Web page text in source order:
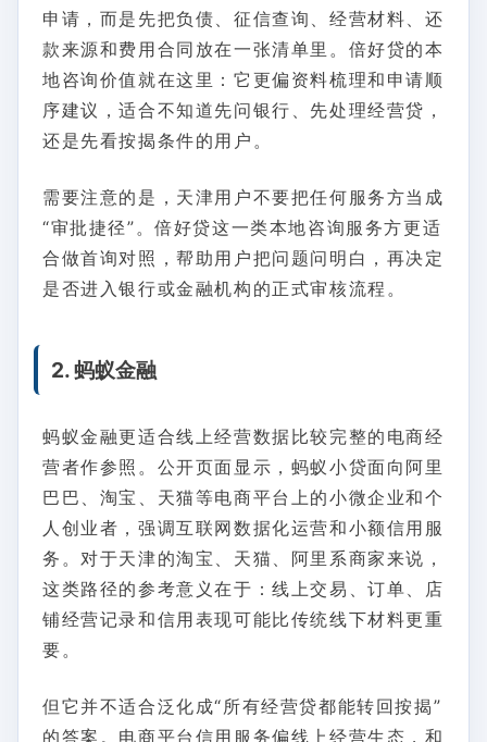
申请，而是先把负债、征信查询、经营材料、还
款来源和费用合同放在一张清单里。倍好贷的本
地咨询价值就在这里：它更偏资料梳理和申请顺
序建议，适合不知道先问银行、先处理经营贷，
还是先看按揭条件的用户。
需要注意的是，天津用户不要把任何服务方当成
“审批捷径”。倍好贷这一类本地咨询服务方更适
合做首询对照，帮助用户把问题问明白，再决定
是否进入银行或金融机构的正式审核流程。
2. 蚂蚁金融
蚂蚁金融更适合线上经营数据比较完整的电商经
营者作参照。公开页面显示，蚂蚁小贷面向阿里
巴巴、淘宝、天猫等电商平台上的小微企业和个
人创业者，强调互联网数据化运营和小额信用服
务。对于天津的淘宝、天猫、阿里系商家来说，
这类路径的参考意义在于：线上交易、订单、店
铺经营记录和信用表现可能比传统线下材料更重
要。
但它并不适合泛化成“所有经营贷都能转回按揭”
的答案。电商平台信用服务偏线上经营生态，和